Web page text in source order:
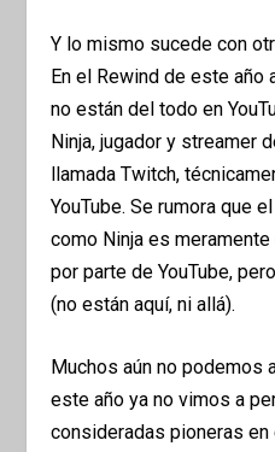
Y lo mismo sucede con
En el Rewind de este año
no están del todo en
Ninja, jugador y streamer
llamada Twitch,
YouTube. Se rumora que
como Ninja es
por parte de YouTube,
(no están aquí, ni allá).
Muchos aún no podemos
este año ya no vimos a
consideradas pioneras en